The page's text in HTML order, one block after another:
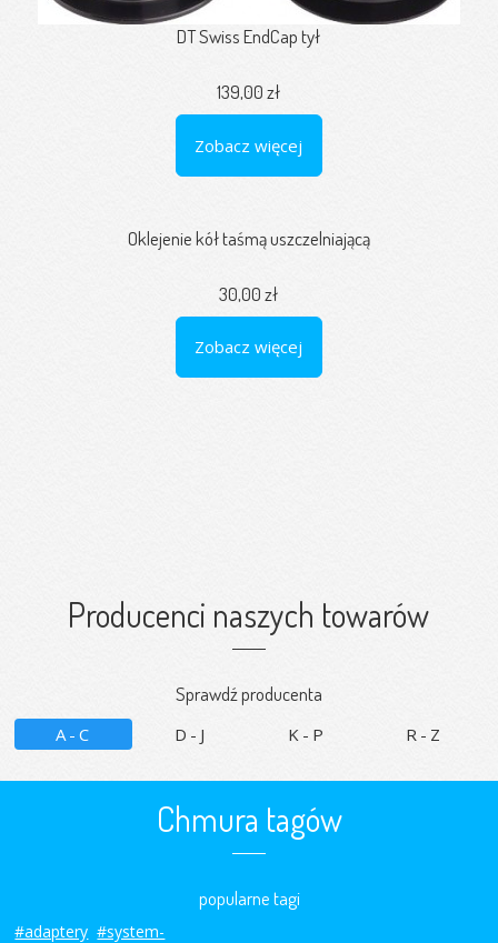
DT Swiss EndCap tył
139,00 zł
Zobacz więcej
Oklejenie kół taśmą uszczelniającą
30,00 zł
Zobacz więcej
Producenci naszych towarów
Sprawdź producenta
A-C D-J K-P R-Z
Chmura tagów
popularne tagi
#adaptery #system-